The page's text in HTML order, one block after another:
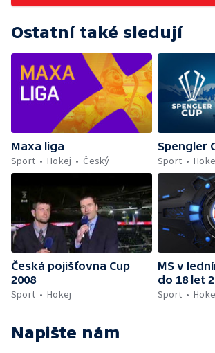
Ostatní také sledují
Maxa liga
Sport
Hokej Český
Spengler
Sport
Česká pojišťovna Cup
2008
Sport
Hokej
MS v
do 18 let
Sport
Napište nám